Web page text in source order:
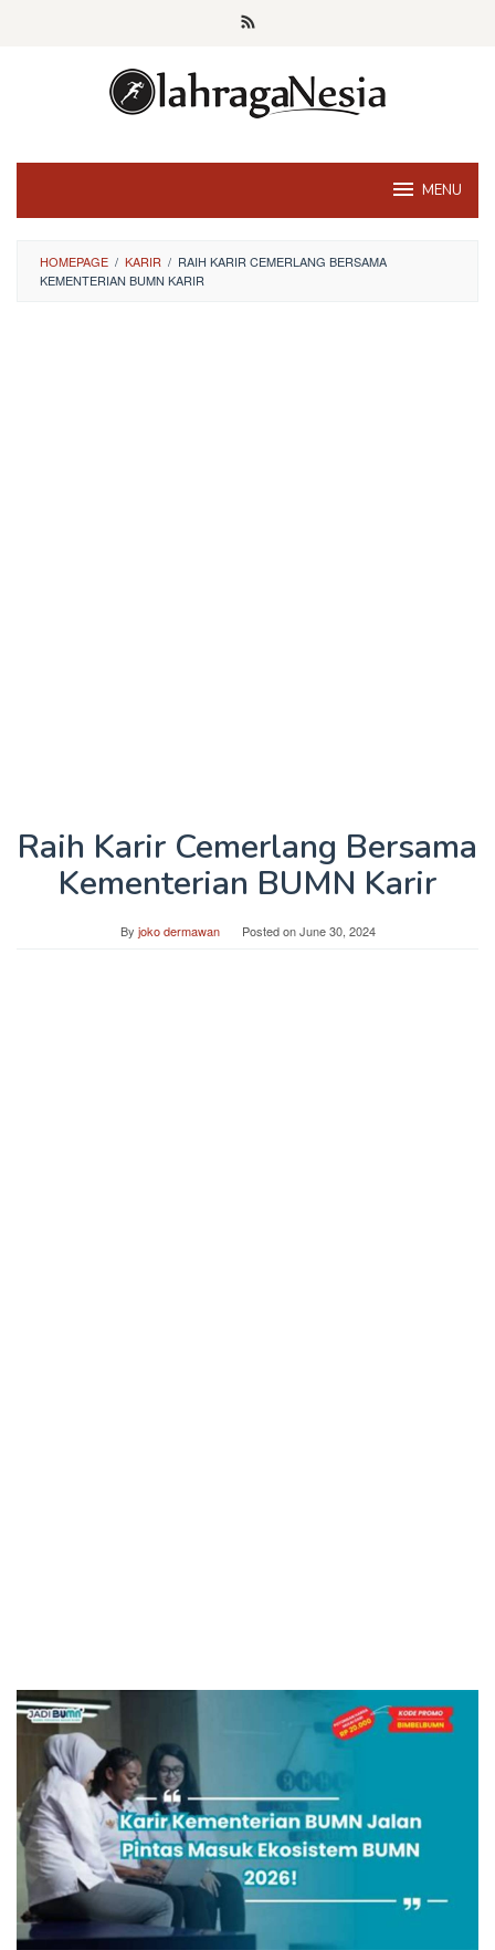
MENU
HOMEPAGE / KARIR / RAIH KARIR CEMERLANG BERSAMA
KEMENTERIAN BUMN KARIR
Raih Karir Cemerlang Bersama
Kementerian BUMN Karir
By joko dermawan Posted onJune 30, 2024